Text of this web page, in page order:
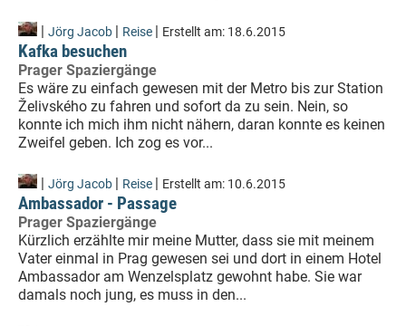
| Jörg Jacob | Reise | Erstellt am: 18.6.2015
Kafka besuchen
Prager Spaziergänge
Es wäre zu einfach gewesen mit der Metro bis zur Station
Želivského zu fahren und sofort da zu sein. Nein, so
konnte ich mich ihm nicht nähern, daran konnte es keinen
Zweifel geben. Ich zog es vor...
| Jörg Jacob | Reise | Erstellt am: 10.6.2015
Ambassador - Passage
Prager Spaziergänge
Kürzlich erzählte mir meine Mutter, dass sie mit meinem
Vater einmal in Prag gewesen sei und dort in einem Hotel
Ambassador am Wenzelsplatz gewohnt habe. Sie war
damals noch jung, es muss in den...